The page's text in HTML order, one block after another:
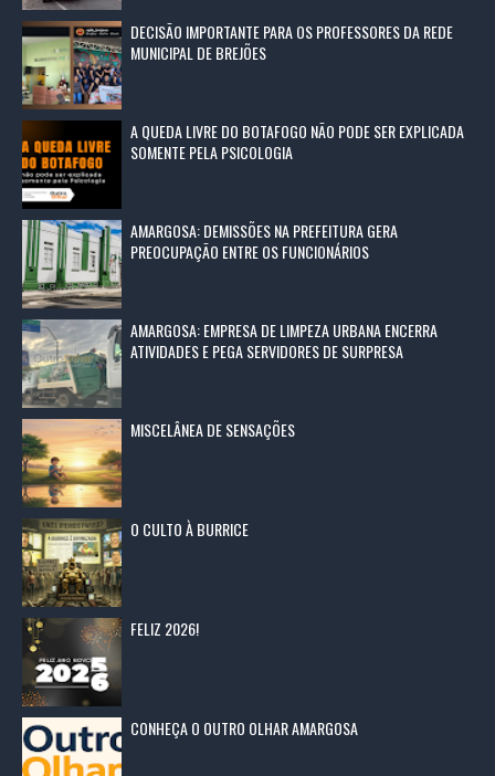
DECISÃO IMPORTANTE PARA OS PROFESSORES DA REDE
MUNICIPAL DE BREJÕES
A QUEDA LIVRE DO BOTAFOGO NÃO PODE SER EXPLICADA
SOMENTE PELA PSICOLOGIA
AMARGOSA: DEMISSÕES NA PREFEITURA GERA
PREOCUPAÇÃO ENTRE OS FUNCIONÁRIOS
AMARGOSA: EMPRESA DE LIMPEZA URBANA ENCERRA
ATIVIDADES E PEGA SERVIDORES DE SURPRESA
MISCELÂNEA DE SENSAÇÕES
O CULTO À BURRICE
FELIZ 2026!
CONHEÇA O OUTRO OLHAR AMARGOSA